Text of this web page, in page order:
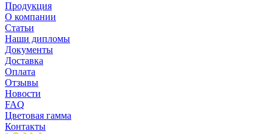
Продукция
О компании
Статьи
Наши дипломы
Документы
Доставка
Оплата
Отзывы
Новости
FAQ
Цветовая гамма
Контакты